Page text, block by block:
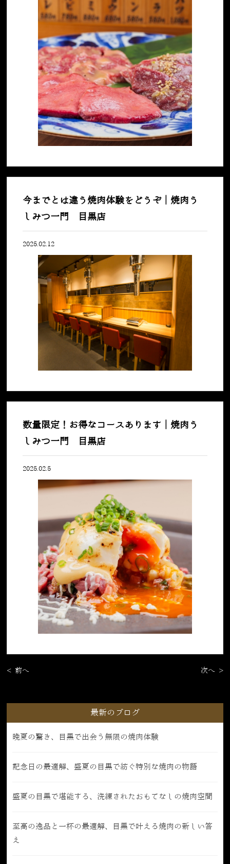
今までとは違う焼肉体験をどうぞ｜焼肉う
しみつ一門 目黒店
2025.02.12
数量限定！お得なコースあります｜焼肉う
しみつ一門 目黒店
2025.02.5
< 前へ 次へ >
最新のブログ
晩夏の驚き、目黒で出会う無限の焼肉体験
記念日の最適解、盛夏の目黒で紡ぐ特別な焼肉の物語
盛夏の目黒で堪能する、洗練されたおもてなしの焼肉空間
至高の逸品と一杯の最適解、目黒で叶える焼肉の新しい答
え